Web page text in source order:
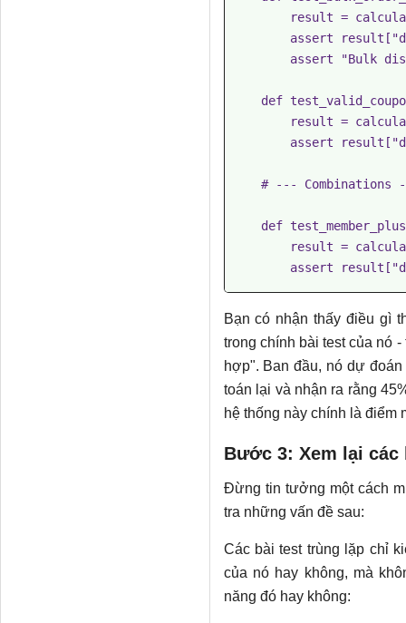
        result = calculate_discount(100.0, "VIP30", True, 15)
        assert result["discount"] == 50.0  # 10+5+30=45... wait
        # Actually 10% + 5% + 30% = 45%, under 50% cap
        assert result["discount"] == 45.0
        result = calculate_discount(0.0, "SAVE20", True, 10)
        assert result["discount"] == 0.0
    def test_invalid_coupon_code_ignored(self):
        result = calculate_discount(100.0, "BOGUS", False, 1)
Bạn có nhận thấy điều gì
trong chính bài test của nó
hợp". Ban đầu, nó dự
toán lại và nhận ra rằng
hệ thống này chính là điểm
Bước 3: Xem lại
Đừng tin tưởng một cách
tra những vấn đề sau:
Các bài test trùng lặp chỉ
của nó hay không, mà
năng đó hay không: